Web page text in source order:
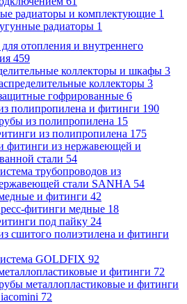
радиаторы и комплектующие 1
радиаторы 1
отопления и внутреннего
459
коллекторы и шкафы 3
коллекторы 3
гофрированные 6
полипропилена и фитинги 190
из полипропилена 15
из полипропилена 175
фитинги из нержавеющей и
стали 54
трубопроводов из
стали SANHA 54
и фитинги 42
фитинги медные 18
под пайку 24
сшитого полиэтилена и фитинги
GOLDFIX 92
и фитинги 72
металлопластиковые и фитинги
72